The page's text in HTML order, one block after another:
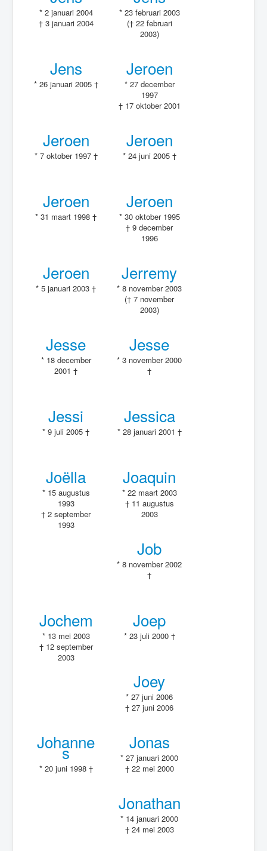
* 2 januari 2004
† 3 januari 2004
* 23 februari 2003
(† 22 februari
2003)
Jens
* 26 januari 2005 †
Jeroen
* 27 december
1997
† 17 oktober 2001
Jeroen
* 7 oktober 1997 †
Jeroen
* 24 juni 2005 †
Jeroen
* 31 maart 1998 †
Jeroen
* 30 oktober 1995
† 9 december
1996
Jeroen
* 5 januari 2003 †
Jerremy
* 8 november 2003
(† 7 november
2003)
Jesse
* 18 december
2001 †
Jesse
* 3 november 2000
†
Jessi
* 9 juli 2005 †
Jessica
* 28 januari 2001 †
Joëlla
* 15 augustus
1993
† 2 september
1993
Joaquin
* 22 maart 2003
† 11 augustus
2003
Job
* 8 november 2002
†
Jochem
* 13 mei 2003
† 12 september
2003
Joep
* 23 juli 2000 †
Joey
* 27 juni 2006
† 27 juni 2006
Johanne
s
* 20 juni 1998 †
Jonas
* 27 januari 2000
† 22 mei 2000
Jonathan
* 14 januari 2000
† 24 mei 2003